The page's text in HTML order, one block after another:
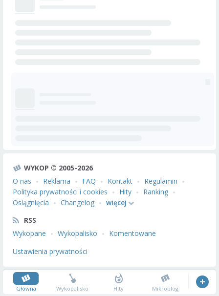
WYKOP © 2005-2026
O nas
Reklama FAQ Kontakt
Regulamin
Polityka prywatności i cookies
Hity
Ranking
Osiągnięcia
Changelog
więcej
RSS
Wykopane
Wykopalisko
Komentowane
Ustawienia prywatności
Główna Wykopalisko Hity Mikroblog